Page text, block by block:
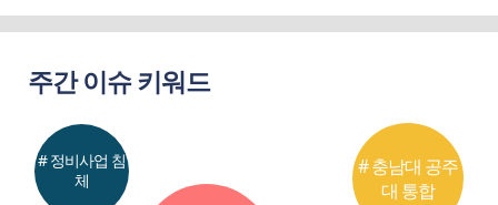
주간 이슈 키워드
# 충남대 공주
대 통합
# 정비사업 침
체